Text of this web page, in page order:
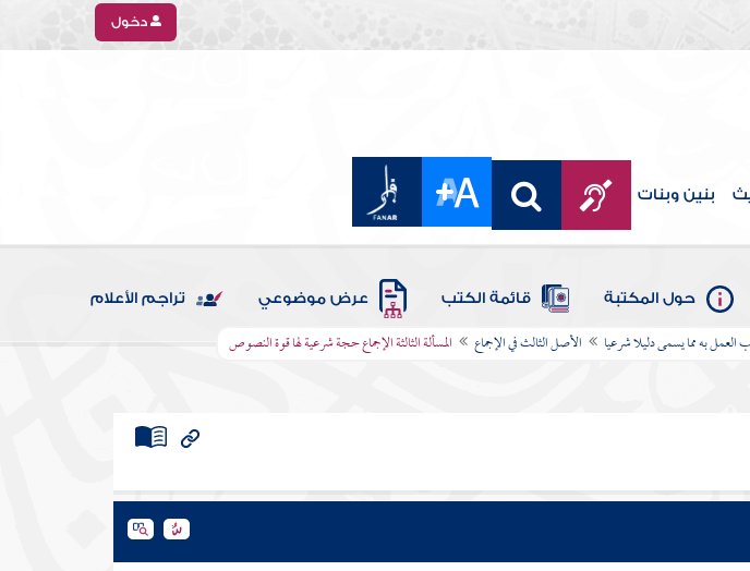
دخول
بنين وبنات
حول المكتبة قائمة الكتب عرض موضوعي تراجم الأعلام
العمل به مما يسمى دليلا شرعيا الأصل الثالث في الإجماع المسألة الثالثة الإجماع حجة شرعية لها قوة النصوص